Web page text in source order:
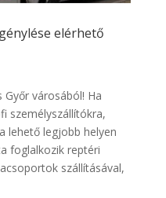
elérhető
városából! Ha
személyszállítókra,
lehető legjobb helyen
foglalkozik reptéri
szállításával,